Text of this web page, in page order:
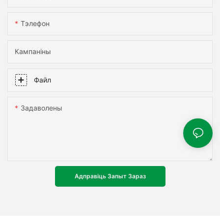
Тэлефон
Кампаніны
Файл
Задаволены
Адправіць Запыт Зараз